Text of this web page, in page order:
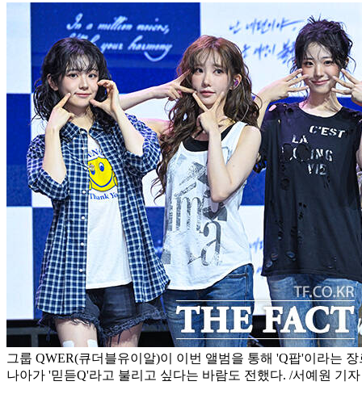
그룹 QWER(큐더블유이알)이 이번 앨범을 통해 'Q팝'이라는
나아가 '믿듣Q'라고 불리고 싶다는 바람도 전했다. /서예원 기자